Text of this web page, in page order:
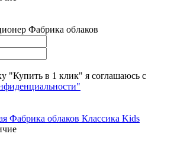
Фабрика облаков
"Купить в 1 клик" я соглашаюсь с
Фабрика облаков Классика Kids